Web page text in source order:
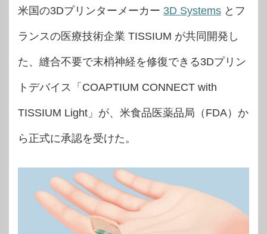
米国の3Dプリンターメーカー 3D Systems とフ
ランスの医療技術企業 TISSIUM が共同開発し
た、縫合不要で末梢神経を修復できる3Dプリン
トデバイス「COAPTIUM CONNECT with
TISSIUM Light」が、米食品医薬品局（FDA）か
ら正式に承認を受けた。